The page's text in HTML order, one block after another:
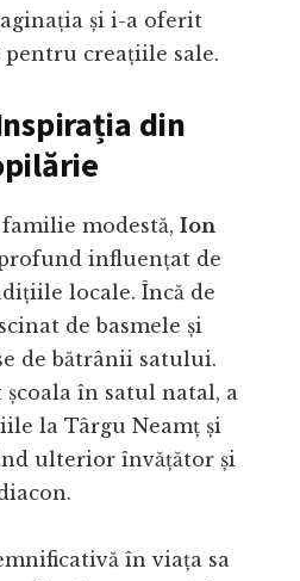
și i-a oferit
creațiile sale.
din
modestă, Ion
influențat de
locale. Încă de
de basmele și
de bătrânii satului.
școala în satul natal, a
la Târgu Neamț și
ulterior învățător și
în viața sa